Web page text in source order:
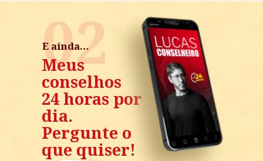
02
E ainda…
Meus
conselhos
24 horas por
dia.
Pergunte o
que quiser!